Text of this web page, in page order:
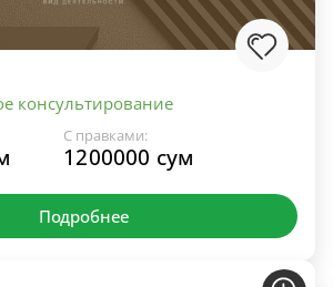
консультирование
С правками:
1200000 сум
Подробнее